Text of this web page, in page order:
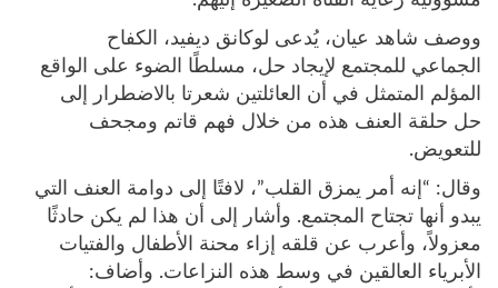
ووصف شاهد عيان، يُدعى لوكانق ديفيد، الكفاح
الجماعي للمجتمع لإيجاد حل، مسلطًا الضوء على الواقع
المؤلم المتمثل في أن العائلتين شعرتا بالاضطرار إلى
حل حلقة العنف هذه من خلال فهم قاتم ومجحف
للتعويض.
وقال: “إنه أمر يمزق القلب”، لافتًا إلى دوامة العنف التي
يبدو أنها تجتاح المجتمع. وأشار إلى أن هذا لم يكن حادثًا
معزولاً، وأعرب عن قلقه إزاء محنة الأطفال والفتيات
الأبرياء العالقين في وسط هذه النزاعات. وأضاف: